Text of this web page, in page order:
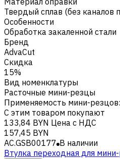
Твердый сплав (без каналов
Особенности
Обработка закаленной стали
Бренд
AdvaCut
Скидка
15%
Вид номенклатуры
Расточные мини-резцы
Применяемость мини-резцов:
С этим товаром покупают
133,84 BYN Цена с НДС
157,45 BYN
AC.GSB00177 В наличии
Втулка переходная для